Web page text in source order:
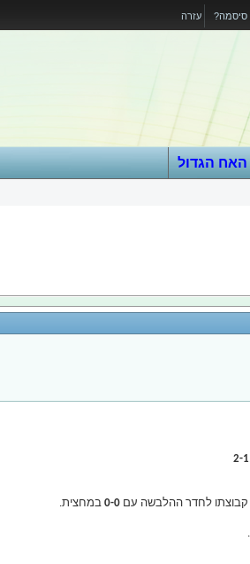
עזרה
הגדול
2-1
קבוצתו לחדר ההלבשה עם 0-0 במחצית.